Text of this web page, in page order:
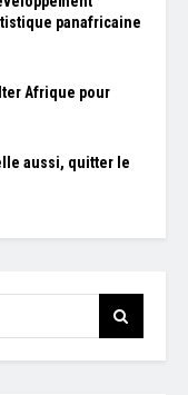
panafricaine
Afrique pour
aussi, quitter le